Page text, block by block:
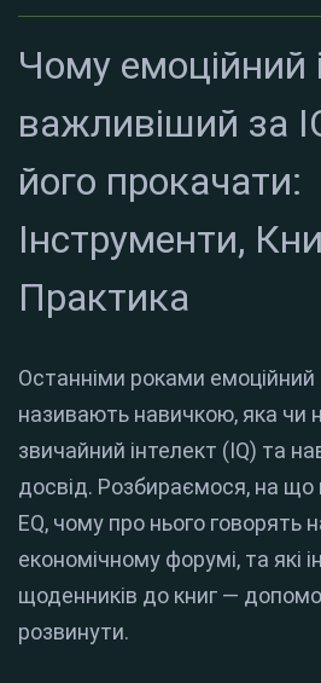
Чому емоційний
важливіший за
його прокачати:
Інструменти,
Практика
Останніми роками емоційний
називають навичкою, яка чи
звичайний інтелект (IQ) та
досвід. Розбираємося, на що
EQ, чому про нього говорять
економічному форумі, та які
щоденників до книг —
розвинути.